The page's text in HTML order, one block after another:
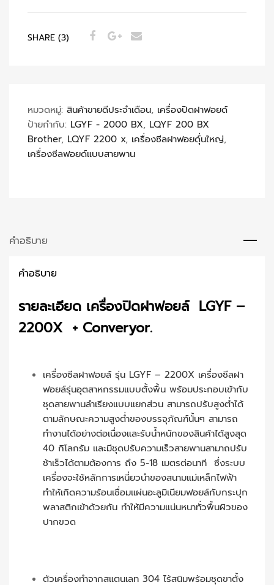
SHARE (3)
หมวดหมู่: สินค้าขายดีประจำเดือน, เครื่องปิดฝาฟอยด์
ป้ายกำกับ: LGYF - 2000 BX, LQYF 200 BX
Brother, LQYF 2200 x, เครื่องซีลฝาฟอยด์ุ่นใหญ่,
เครื่องซีลฟอยด์แบบสายพาน
คำอธิบาย
คำอธิบาย
รายละเอียด เครื่องปิดฝาฟอยล์ LGYF –
2200X + Converyor.
เครื่องซีลฝาฟอยล์ รุ่น LGYF – 2200X เครื่องซีลฝา
ฟอยล์รุ่นอุตสาหกรรมแบบตั้งพื้น พร้อมประกอบเข้ากับ
ชุดสายพานลำเรียงแบบแยกส่วน สามารถปรับสูงต่ำได้
ตามลักษณะความสูงต่ำของบรรจุภัณฑ์นั้นๆ สามารถ
ทำงานได้อย่างต่อเนื่องและรับน้ำหนักของสินค้าได้สูงสุด
40 กิโลกรัม และมีชุดปรับความเร็วสายพานสามาถปรับ
ช้าเร็วได้ตามต้องการ ถึง 5-18 เมตรต่อนาที ซึ่งระบบ
เครื่องจะใช้หลักการเหนี่ยวนำของสนามแม่เหล็กไฟฟ้า
ทำให้เกิดความร้อนเชื่อมแผ่นอะลูมิเนียมฟอยล์กับกระปุก
พลาสติกเข้าด้วยกัน ทำให้มีความแน่นหนาทั่วพื้นผิวของ
ปากขวด
ตัวเครื่องทำจากสแตนเลท 304 ไร้สนิมพร้อมชุดขาตั้ง